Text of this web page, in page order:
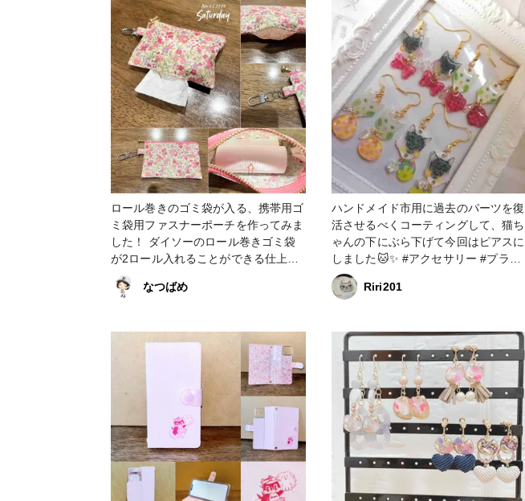
ットティッシュケース #ポケティーケ
ース付きファスナーポーチ #ファスナ
ーポーチ #花柄 #レトロ #オックス #
余り布活用 #オカダヤ #セリア
ュケース付きファスナーポーチ #花柄
#オックス #ピンク #セリア #100均ソ
ーイング #ポケティーケース
ロール巻きのゴミ袋が入る、携帯用ゴ
ミ袋用ファスナーポーチを作ってみま
した！ ダイソーのロール巻きゴミ袋
が2ロール入れることができる仕上が
りです。 作り方はYouTubeの動画を
参考にしながら、自分なりにアレンジ
た！ ラミネート生地を使用したの
で、ほつれの心配もありません！
【2024/11/02_20:36 追記】写真を入
れ替えました。 #ポーチ #ファスナー
ポーチ #ラミネート #ゴミ袋ポーチ #
花柄 #小物・雑貨 #バッグ・ポーチ
なつばめ
ハンドメイド市用に過去のパーツを復
活させるべくコーティングして、猫ち
ゃんの下にぶら下げて今回はピアスに
しました🐱✨ #アクセサリー #プラ板
#ピアス #猫 #チェック柄 #リボン #お
花 #花柄Riri201